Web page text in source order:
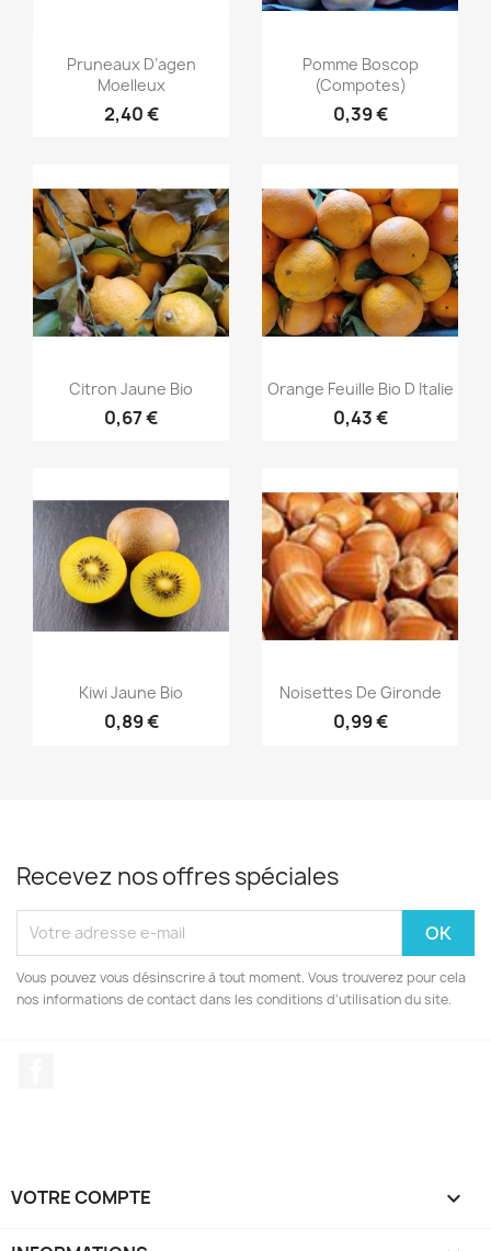
Aperçu rapide
Pruneaux D’agen
Moelleux
2,40 €
Aperçu rapide
Pomme Boscop
(compotes)
0,39 €
Aperçu rapide
Citron Jaune Bio
0,67 €
Aperçu rapide
Orange Feuille Bio D Italie
0,43 €
Aperçu rapide
Kiwi Jaune Bio
0,89 €
Aperçu rapide
Noisettes De Gironde
0,99 €
Recevez nos offres spéciales
Vous pouvez vous désinscrire à tout moment. Vous trouverez pour cela
nos informations de contact dans les conditions d'utilisation du site.
VOTRE COMPTE 